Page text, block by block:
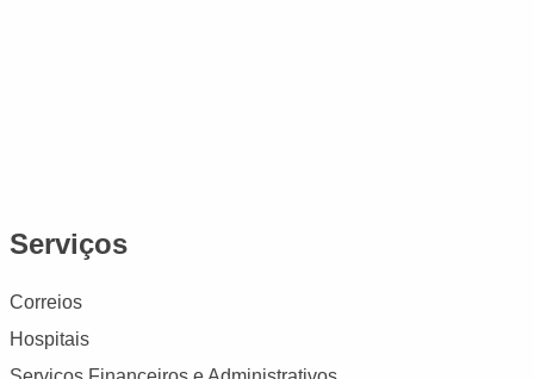
Serviços
Correios
Hospitais